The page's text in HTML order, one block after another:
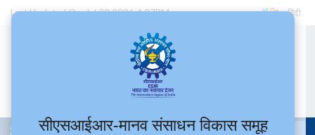
सीएसआईआर-मानव संसाधन विकास समूह